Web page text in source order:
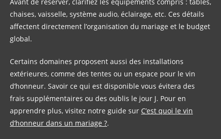
chaises, vaisselle, système audio, éclairage, etc. Ces détails
affectent directement l’organisation du mariage et le budget
global.
Certains domaines proposent aussi des installations
extérieures, comme des tentes ou un espace pour le vin
d’honneur. Savoir ce qui est disponible vous évitera des
frais supplémentaires ou des oublis le jour J. Pour en
apprendre plus, visitez notre guide sur C’est quoi le vin
d’honneur dans un mariage ?.